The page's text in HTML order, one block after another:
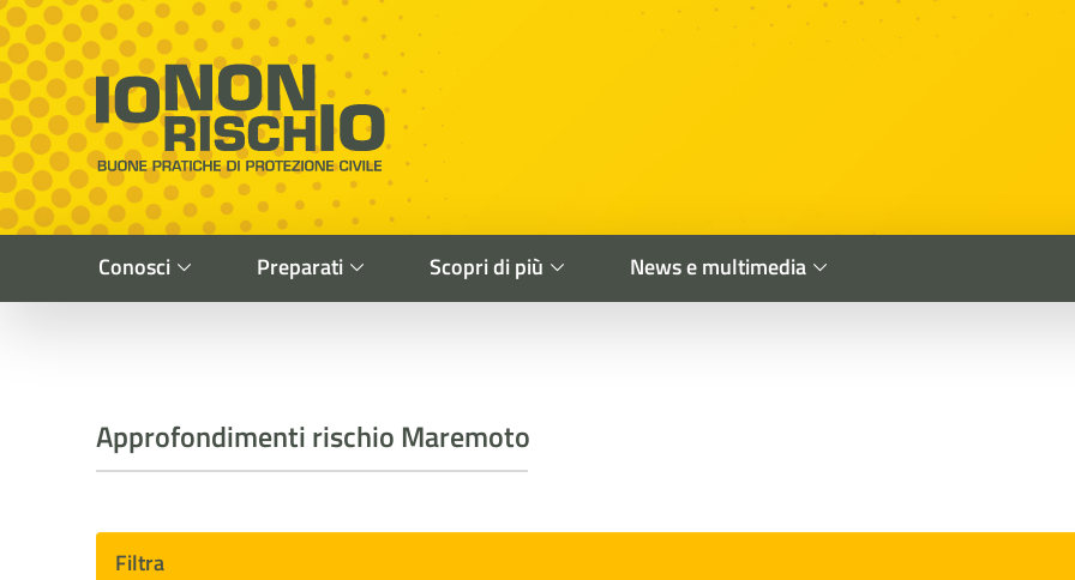
Vai al contenuto principale
Raggiungi il piè di pagina
Io non rischio
Buone pratiche di Protezione Civile
Cerca nel sito
Conosci Preparati Scopri di più News e multimedia
Approfondimenti rischio Maremoto
Filtra